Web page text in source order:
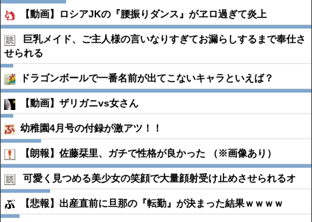
【動画】ロシアJKの『腰振りダンス』がヱロ過ぎて炎上
巨乳メイド、ご主人様の言いなりすぎてお漏らしするまで奉仕さ
せられる
ドラゴンボールで一番名前が出てこないキャラといえば？
【動画】ザリガニvs女さん
幼稚園4月号の付録が激アツ！！
【朗報】佐藤栞里、ガチで性格が良かった （※画像あり）
可愛く見つめる美少女の笑顔で大量顔射受け止めさせられるオ
【悲報】出産直前に旦那の『転勤』が決まった結果ｗｗｗｗ